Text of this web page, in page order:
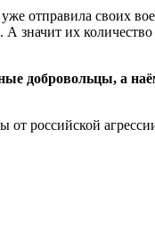
отправила своих
их
добровольцы, а
от российской